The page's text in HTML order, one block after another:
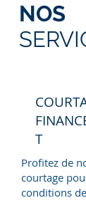
NOS
T
Profitez de
courtage
conditions